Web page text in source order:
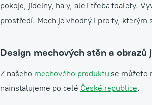
pokoje, jídelny, haly, ale i třeba toalety.
prostředí. Mech je vhodný i pro ty, kterým
Design mechových stěn a
Z našeho mechového produktu se můžete
nainstalujeme po celé České republice.